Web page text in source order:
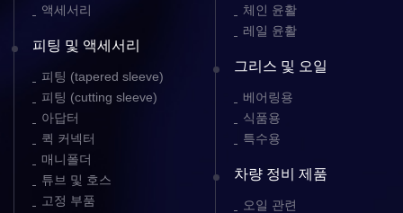
액세서리
피팅 및 액세서리
피팅 (tapered sleeve)
피팅 (cutting sleeve)
아답터
퀵 커넥터
매니폴더
튜브 및 호스
고정 부품
체인 윤활
레일 윤활
그리스 및 오일
베어링용
식품용
특수용
차량 정비 제품
오일 관련